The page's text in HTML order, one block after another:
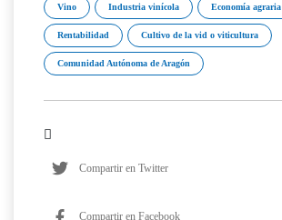
Vino Industria vinícola Economía agraria
Rentabilidad Cultivo de la vid o viticultura
Comunidad Autónoma de Aragón
Compartir en Twitter
Compartir en Facebook